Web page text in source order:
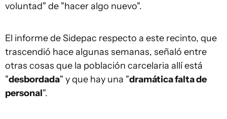
voluntad" de "hacer algo nuevo".
El informe de Sidepac respecto a este recinto, que
trascendió hace algunas semanas, señaló entre
otras cosas que la población carcelaria allí está
"desbordada" y que hay una "dramática falta de
personal".